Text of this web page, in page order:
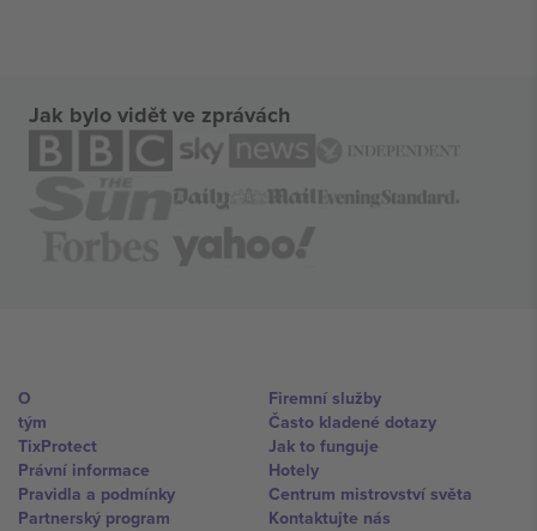
Jak bylo vidět ve zprávách
O
tým
TixProtect
Právní informace
Pravidla a podmínky
Partnerský program
Firemní služby
Často kladené dotazy
Jak to funguje
Hotely
Centrum mistrovství světa
Kontaktujte nás